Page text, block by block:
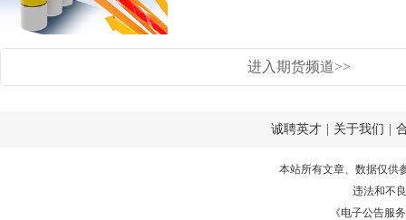
进入期货频道>>
诚聘英才 | 关于我们 |
本站所有文章、数据仅供
违法和不
《电子公告服务